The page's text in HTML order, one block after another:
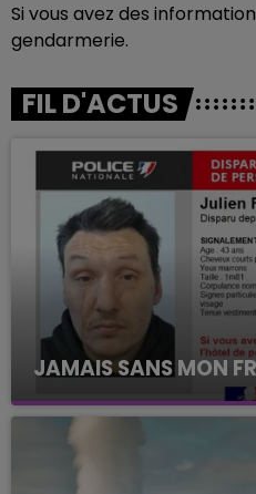
Si vous avez des
gendarmerie.
FIL D'ACTUS
JAMAIS SANS MON
Julien Fourel n'a plus
mois. Sa sœur poursuit
retrouver.